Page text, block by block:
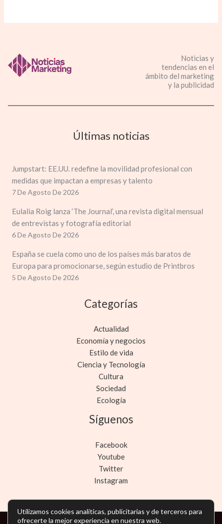
Noticias y
tendencias en el
ámbito del marketing
y la publicidad
Últimas noticias
Jumpstart: EE.UU. redefine la movilidad profesional con
medidas que impactan a empresas y talento
7 De Agosto De 2026
Eulalia Roig lanza ‘The Journal’, una revista digital mensual
de entrevistas y fotografía editorial
6 De Agosto De 2026
España se cuela como uno de los países más baratos de
Europa para promocionarse, según estudio de Printbros
5 De Agosto De 2026
Categorías
Actualidad
Economía y negocios
Estilo de vida
Ciencia y Tecnología
Cultura
Sociedad
Ecología
Síguenos
Facebook
Youtube
Twitter
Instagram
Utilizamos cookies analíticas, publicitarias y de terceros para
ofrecerte la mejor experiencia en nuestra web.